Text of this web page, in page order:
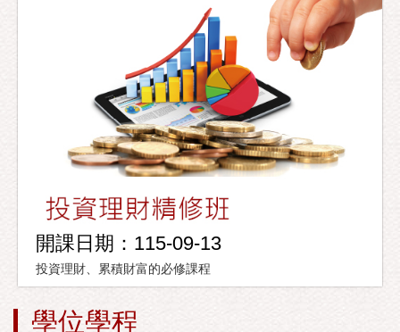
開課日期：115-09-13
投資理財、累積財富的必修課程
學位學程